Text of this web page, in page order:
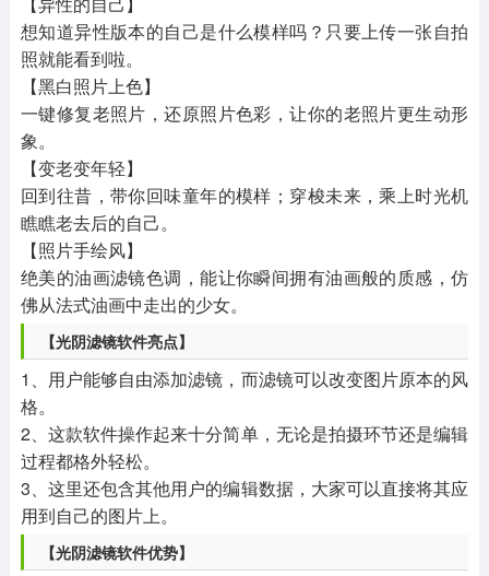
想知道异性版本的自己是什么模样吗？只要上传一张自拍
照就能看到啦。
【黑白照片上色】
一键修复老照片，还原照片色彩，让你的老照片更生动形
象。
【变老变年轻】
回到往昔，带你回味童年的模样；穿梭未来，乘上时光机
瞧瞧老去后的自己。
【照片手绘风】
绝美的油画滤镜色调，能让你瞬间拥有油画般的质感，仿
佛从法式油画中走出的少女。
【光阴滤镜软件亮点】
1、用户能够自由添加滤镜，而滤镜可以改变图片原本的风
格。
2、这款软件操作起来十分简单，无论是拍摄环节还是编辑
过程都格外轻松。
3、这里还包含其他用户的编辑数据，大家可以直接将其应
用到自己的图片上。
【光阴滤镜软件优势】